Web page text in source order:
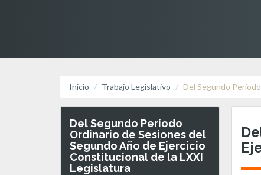
Inicio Trabajo Legislativo Del Segundo
Del Segundo Período
Ordinario de Sesiones del
Segundo Año de Ejercicio
Constitucional de la LXXI
Legislatura